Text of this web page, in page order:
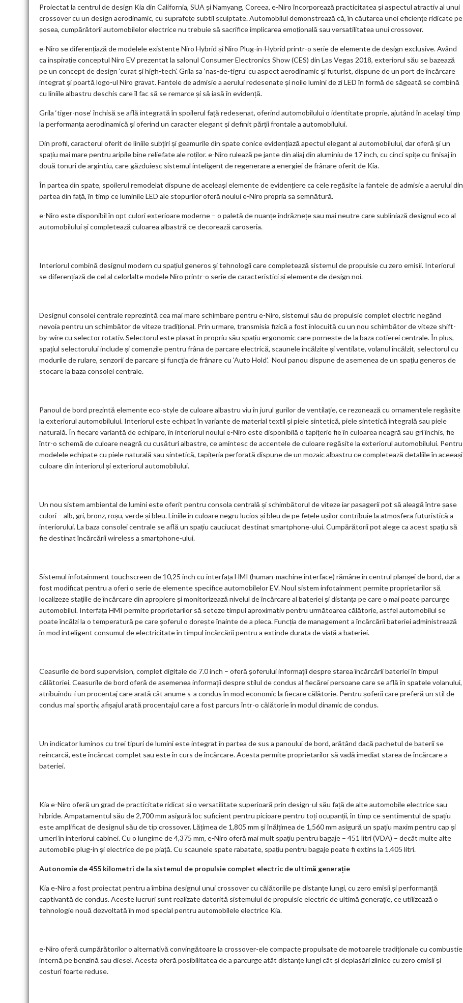
Proiectat la centrul de design Kia din California, SUA și Namyang, Coreea, e-Niro încorporează practicitatea și aspectul atractiv al unui
crossover cu un design aerodinamic, cu suprafețe subtil sculptate. Automobilul demonstrează că, în căutarea unei eficiențe ridicate pe
șosea, cumpărătorii automobilelor electrice nu trebuie să sacrifice implicarea emoțională sau versatilitatea unui crossover.
e-Niro se diferențiază de modelele existente Niro Hybrid și Niro Plug-in-Hybrid printr-o serie de elemente de design exclusive. Având
ca inspirație conceptul Niro EV prezentat la salonul Consumer Electronics Show (CES) din Las Vegas 2018, exteriorul său se bazează
pe un concept de design ‘curat și high-tech’. Grila sa ‘nas-de-tigru’ cu aspect aerodinamic și futurist, dispune de un port de încărcare
integrat și poartă logo-ul Niro gravat. Fantele de admisie a aerului redesenate și noile lumini de zi LED în formă de săgeată se combină
cu liniile albastru deschis care îl fac să se remarce și să iasă în evidență.
Grila ‘tiger-nose’ închisă se află integrată în spoilerul față redesenat, oferind automobilului o identitate proprie, ajutând în același timp
la performanța aerodinamică și oferind un caracter elegant și definit părții frontale a automobilului.
Din profil, caracterul oferit de liniile subțiri și geamurile din spate conice evidențiază apectul elegant al automobilului, dar oferă și un
spațiu mai mare pentru aripile bine reliefate ale roților. e-Niro rulează pe jante din aliaj din aluminiu de 17 inch, cu cinci spițe cu finisaj în
două tonuri de argintiu, care găzduiesc sistemul inteligent de regenerare a energiei de frânare oferit de Kia.
În partea din spate, spoilerul remodelat dispune de aceleași elemente de evidențiere ca cele regăsite la fantele de admisie a aerului din
partea din față, în timp ce luminile LED ale stopurilor oferă noului e-Niro propria sa semnătură.
e-Niro este disponibil în opt culori exterioare moderne – o paletă de nuanțe îndrăznețe sau mai neutre care subliniază designul eco al
automobilului și completează culoarea albastră ce decorează caroseria.
Interiorul combină designul modern cu spațiul generos și tehnologii care completează sistemul de propulsie cu zero emisii. Interiorul
se diferențiază de cel al celorlalte modele Niro printr-o serie de caracteristici și elemente de design noi.
Designul consolei centrale reprezintă cea mai mare schimbare pentru e-Niro, sistemul său de propulsie complet electric negând
nevoia pentru un schimbător de viteze tradițional. Prin urmare, transmisia fizică a fost înlocuită cu un nou schimbător de viteze shift-
by-wire cu selector rotativ. Selectorul este plasat în propriu său spațiu ergonomic care pornește de la baza cotierei centrale. În plus,
spațiul selectorului include și comenzile pentru frâna de parcare electrică, scaunele încălzite și ventilate, volanul încălzit, selectorul cu
modurile de rulare, senzorii de parcare și funcția de frânare cu ‘Auto Hold’. Noul panou dispune de asemenea de un spațiu generos de
stocare la baza consolei centrale.
Panoul de bord prezintă elemente eco-style de culoare albastru viu în jurul gurilor de ventilație, ce rezonează cu ornamentele regăsite
la exteriorul automobilului. Interiorul este echipat în variante de material textil și piele sintetică, piele sintetică integrală sau piele
naturală. În fiecare variantă de echipare, în interiorul noului e-Niro este disponibilă o tapițerie fie în culoarea neagră sau gri închis, fie
într-o schemă de culoare neagră cu cusături albastre, ce amintesc de accentele de culoare regăsite la exteriorul automobilului. Pentru
modelele echipate cu piele naturală sau sintetică, tapițeria perforată dispune de un mozaic albastru ce completează detaliile în aceeași
culoare din interiorul și exteriorul automobilului.
Un nou sistem ambiental de lumini este oferit pentru consola centrală și schimbătorul de viteze iar pasagerii pot să aleagă între șase
culori – alb, gri, bronz, roșu, verde și bleu. Liniile în culoare negru lucios și bleu de pe fețele ușilor contribuie la atmosfera futuristică a
interiorului. La baza consolei centrale se află un spațiu cauciucat destinat smartphone-ului. Cumpărătorii pot alege ca acest spațiu să
fie destinat încărcării wireless a smartphone-ului.
Sistemul infotainment touchscreen de 10,25 inch cu interfața HMI (human-machine interface) rămâne în centrul planșei de bord, dar a
fost modificat pentru a oferi o serie de elemente specifice automobilelor EV. Noul sistem infotainment permite proprietarilor să
localizeze stațiile de încărcare din apropiere și monitorizează nivelul de încărcare al bateriei și distanța pe care o mai poate parcurge
automobilul. Interfața HMI permite proprietarilor să seteze timpul aproximativ pentru următoarea călătorie, astfel automobilul se
poate încălzi la o temperatură pe care șoferul o dorește înainte de a pleca. Funcția de management a încărcării bateriei administrează
în mod inteligent consumul de electricitate în timpul încărcării pentru a extinde durata de viață a bateriei.
Ceasurile de bord supervision, complet digitale de 7.0 inch – oferă șoferului informații despre starea încărcării bateriei în timpul
călătoriei. Ceasurile de bord oferă de asemenea informații despre stilul de condus al fiecărei persoane care se află în spatele volanului,
atribuindu-i un procentaj care arată cât anume s-a condus în mod economic la fiecare călătorie. Pentru șoferii care preferă un stil de
condus mai sportiv, afișajul arată procentajul care a fost parcurs într-o călătorie în modul dinamic de condus.
Un indicator luminos cu trei tipuri de lumini este integrat în partea de sus a panoului de bord, arătând dacă pachetul de baterii se
reîncarcă, este încărcat complet sau este în curs de încărcare. Acesta permite proprietarilor să vadă imediat starea de încărcare a
bateriei.
Kia e-Niro oferă un grad de practicitate ridicat și o versatilitate superioară prin design-ul său față de alte automobile electrice sau
hibride. Ampatamentul său de 2,700 mm asigură loc suficient pentru picioare pentru toți ocupanții, în timp ce sentimentul de spațiu
este amplificat de designul său de tip crossover. Lățimea de 1,805 mm și înălțimea de 1,560 mm asigură un spațiu maxim pentru cap și
umeri în interiorul cabinei. Cu o lungime de 4,375 mm, e-Niro oferă mai mult spațiu pentru bagaje – 451 litri (VDA) – decât multe alte
automobile plug-in și electrice de pe piață. Cu scaunele spate rabatate, spațiu pentru bagaje poate fi extins la 1.405 litri.
Autonomie de 455 kilometri de la sistemul de propulsie complet electric de ultimă generație
Kia e-Niro a fost proiectat pentru a îmbina designul unui crossover cu călătoriile pe distanțe lungi, cu zero emisii și performanță
captivantă de condus. Aceste lucruri sunt realizate datorită sistemului de propulsie electric de ultimă generație, ce utilizează o
tehnologie nouă dezvoltată în mod special pentru automobilele electrice Kia.
e-Niro oferă cumpărătorilor o alternativă convingătoare la crossover-ele compacte propulsate de motoarele tradiționale cu combustie
internă pe benzină sau diesel. Acesta oferă posibilitatea de a parcurge atât distanțe lungi cât și deplasări zilnice cu zero emisii și
costuri foarte reduse.